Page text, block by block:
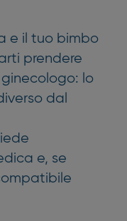
e il tuo bimbo
prendere
lo
dal
e, se